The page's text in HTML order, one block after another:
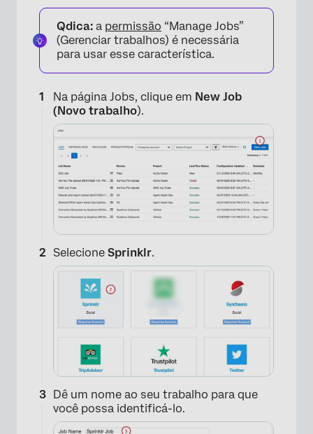
Qdica: a permissão “Manage Jobs”
(Gerenciar trabalhos) é necessária
para usar esse característica.
Na página Jobs, clique em New Job
(Novo trabalho).
Selecione Sprinklr.
Dê um nome ao seu trabalho para que
você possa identificá-lo.